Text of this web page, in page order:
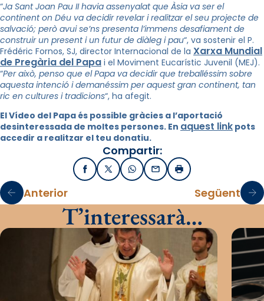
“Ja Sant Joan Pau II havia assenyalat que Àsia va ser el
continent on Déu va decidir revelar i realitzar el seu projecte de
salvació; però avui se’ns presenta l’immens desafiament de
construir un present i un futur de diàleg i pau“, va sostenir el P.
Frédéric Fornos, SJ, director Internacional de la Xarxa Mundial
de Pregària del Papa i el Moviment Eucarístic Juvenil (MEJ).
“Per això, penso que el Papa va decidir que treballéssim sobre
aquesta intenció i demanéssim per aquest gran continent, tan
ric en cultures i tradicions“, ha afegit.
El Vídeo del Papa és possible gràcies a l’aportació
desinteressada de moltes persones. En aquest link pots
accedir a realitzar el teu donatiu.
Compartir:
FacebookX / TwitterWhatsApp
EmailImprimir
Anterior Següent
T’interessarà…